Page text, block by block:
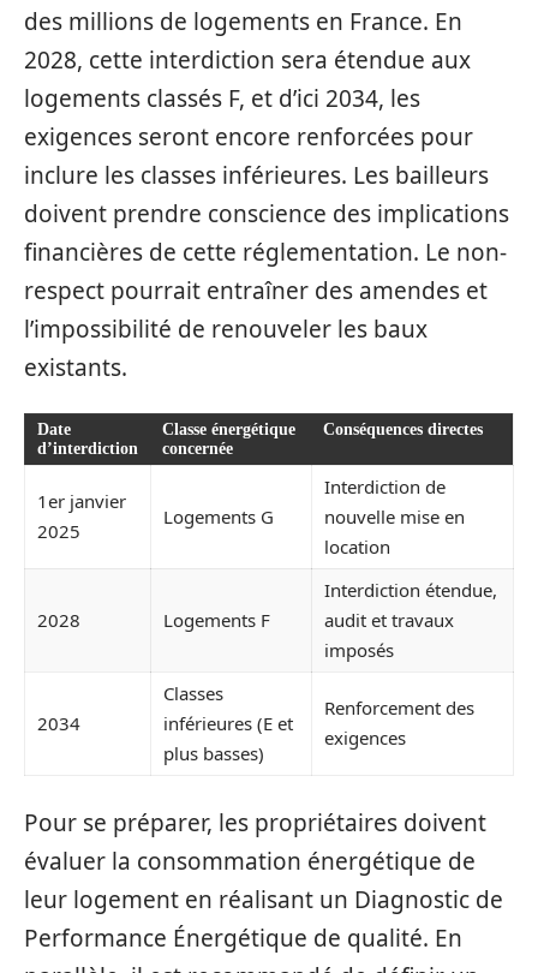
des millions de logements en France. En
2028, cette interdiction sera étendue aux
logements classés F, et d’ici 2034, les
exigences seront encore renforcées pour
inclure les classes inférieures. Les bailleurs
doivent prendre conscience des implications
financières de cette réglementation. Le non-
respect pourrait entraîner des amendes et
l’impossibilité de renouveler les baux
existants.
Date
d’interdiction
Classe énergétique
concernée
Conséquences directes
1er janvier
2025
Logements G
Interdiction de
nouvelle mise en
location
2028 Logements F
Interdiction étendue,
audit et travaux
imposés
2034
Classes
inférieures (E et
plus basses)
Renforcement des
exigences
Pour se préparer, les propriétaires doivent
évaluer la consommation énergétique de
leur logement en réalisant un Diagnostic de
Performance Énergétique de qualité. En